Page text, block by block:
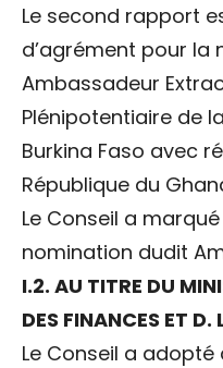
Le second rapport
d’agrément pour la
Ambassadeur
Plénipotentiaire de
Burkina Faso avec
République du
Le Conseil a
nomination dudit
I.2. AU TITRE DU
DES FINANCES ET D.
Le Conseil a